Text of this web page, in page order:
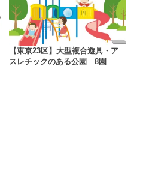
【東京23区】大型複合遊具・ア
スレチックのある公園 8園